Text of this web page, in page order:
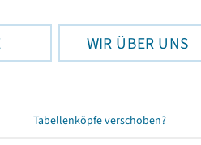
WIR ÜBER UNS
Tabellenköpfe verschoben?